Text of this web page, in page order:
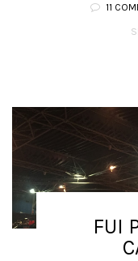
11
FUI